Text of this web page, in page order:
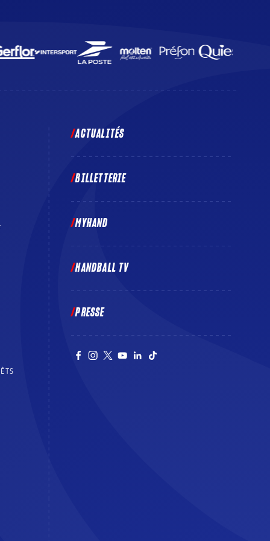
ACTUALITÉS
BILLETTERIE
MYHAND
HANDBALL TV
PRESSE